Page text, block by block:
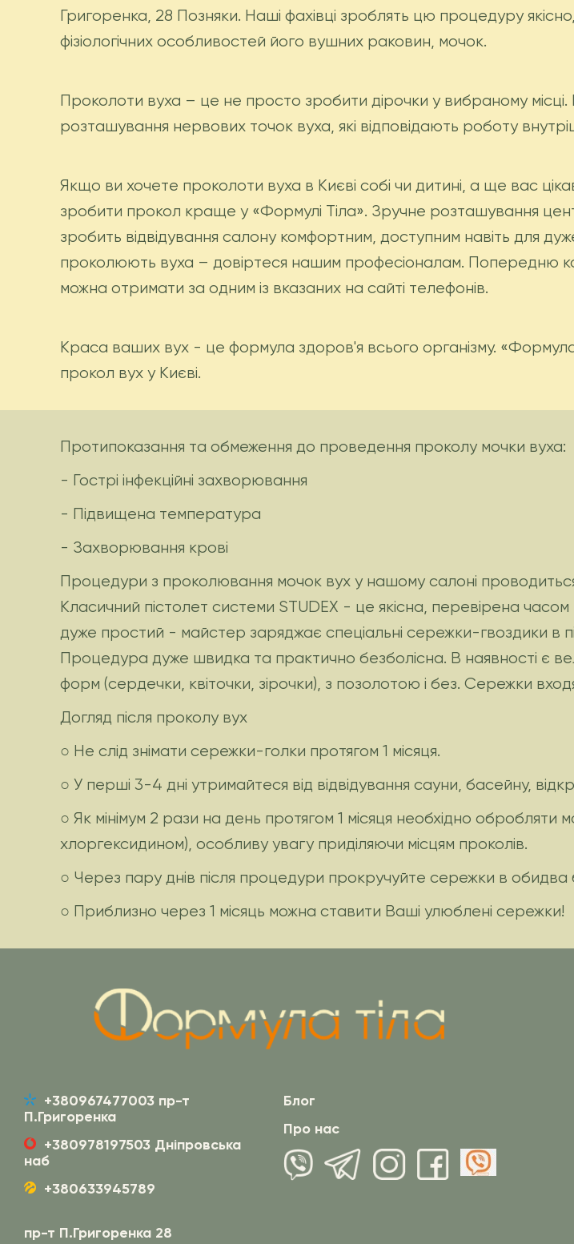
Григоренка, 28 Позняки. Наші фахівці зроблять цю процедуру
фізіологічних особливостей його вушних раковин, мочок.
Проколоти вуха – це не просто зробити дірочки у вибраному
розташування нервових точок вуха, які відповідають роботу
Якщо ви хочете проколоти вуха в Києві собі чи дитині, а ще вас
зробити прокол краще у «Формулі Тіла». Зручне розташування
зробить відвідування салону комфортним, доступним навіть для
проколюють вуха – довіртеся нашим професіоналам. Попередню
можна отримати за одним із вказаних на сайті телефонів.
Краса ваших вух - це формула здоров'я всього організму.
прокол вух у Києві.
Протипоказання та обмеження до проведення проколу мочки вуха:
- Гострі інфекційні захворювання
- Підвищена температура
- Захворювання крові
Процедури з проколювання мочок вух у нашому салоні
Класичний пістолет системи STUDEX - це якісна, перевірена
дуже простий - майстер заряджає спеціальні сережки-гвоздики в
Процедура дуже швидка та практично безболісна. В наявності є
форм (сердечки, квіточки, зірочки), з позолотою і без. Сережки
Догляд після проколу вух
○ Не слід знімати сережки-голки протягом 1 місяця.
○ У перші 3-4 дні утримайтеся від відвідування сауни, басейну,
○ Як мінімум 2 рази на день протягом 1 місяця необхідно
хлоргексидином), особливу увагу приділяючи місцям проколів.
○ Через пару днів після процедури прокручуйте сережки в
○ Приблизно через 1 місяць можна ставити Ваші улюблені сережки!
+380967477003 пр-т
П.Григоренка
+380978197503 Дніпровська
наб
+380633945789
Блог
Про нас
пр-т П.Григоренка 28